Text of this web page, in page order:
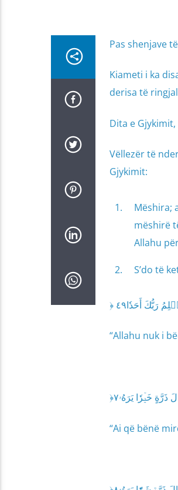
Pas shenjave
Kiameti i ka
derisa të
Dita e
Vëllezër të
Gjykimit:
Mëshira;
mëshirë
Allahu
S’do të
“Allahu nuk i
“Ai që bënë